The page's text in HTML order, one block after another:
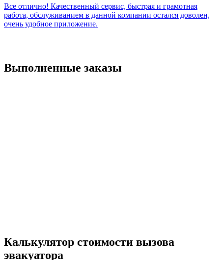
Все отлично! Качественный сервис, быстрая и грамотная
работа, обслуживанием в данной компании остался доволен,
очень удобное приложение.
Выполненные заказы
Калькулятор стоимости вызова
эвакуатора